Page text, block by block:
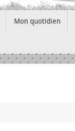
Mon quotidien